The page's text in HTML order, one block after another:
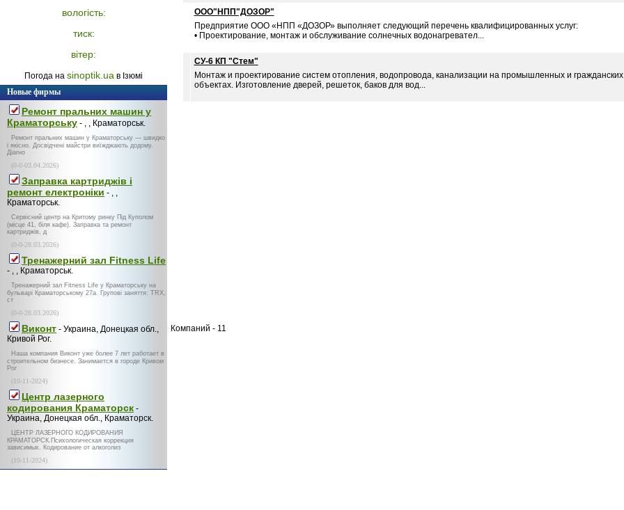
вологість:
тиск:
вітер:
Погода на sinoptik.ua в Ізюмі
Новые фирмы
Ремонт пральних машин у
Краматорську - , , Краматорськ.
Ремонт пральних машин у Краматорську — швидко
і якісно. Досвідчені майстри виїжджають додому.
Діагно
(0-0-03.04.2026)
Заправка картриджів і
ремонт електроніки - , ,
Краматорськ.
Сервісний центр на Критому ринку Під Куполом
(місце 41, біля кафе). Заправка та ремонт
картриджів, д
(0-0-28.03.2026)
Тренажерний зал Fitness Life
- , , Краматорськ.
Тренажерний зал Fitness Life у Краматорську на
бульварі Краматорському 27а. Групові заняття: TRX,
ст
(0-0-28.03.2026)
Виконт - Украина, Донецкая обл.,
Кривой Рог.
Наша компания Виконт уже более 7 лет работает в
строительном бизнесе. Занимается в городе Кривом
Рог
(10-11-2024)
Центр лазерного
кодирования Краматорск -
Украина, Донецкая обл., Краматорск.
ЦЕНТР ЛАЗЕРНОГО КОДИРОВАНИЯ
КРАМАТОРСК.Психологическая коррекция
зависимых. Кодирование от алкоголиз
(10-11-2024)
ООО"НПП"ДОЗОР"
Предприятие ООО «НПП «ДОЗОР» выполняет следующий перечень квалифицированных услуг:
• Проектирование, монтаж и обслуживание солнечных водонагревател...
СУ-6 КП "Стем"
Монтаж и проектирование систем отопления, водопровода, канализации на промышленных и гражданских
объектах. Изготовление дверей, решеток, баков для вод...
Компаний - 11